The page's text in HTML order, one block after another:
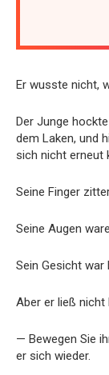
Er wusste nicht,
Der Junge
dem Laken, und
sich nicht erneut
Seine Finger
Seine Augen
Sein Gesicht war
Aber er ließ nicht
— Bewegen Sie
er sich wieder.